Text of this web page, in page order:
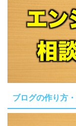
ブログの作り方